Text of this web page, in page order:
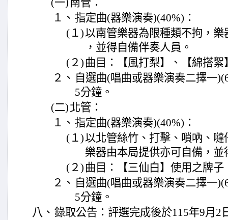
(一)南管：
１、 指定曲(器樂演奏)(40%)：
(１)以南管樂器為限種類不拘，
，並得自備伴奏人員。
(２) 曲目：【風打梨】、【綿搭絮
２、 自選曲(唱曲或器樂演奏二擇一
5分鐘。
(二)北管：
１、 指定曲(器樂演奏)(40%)：
(１)以北管絲竹、打擊、嗩吶、
樂器由本局提供亦可自備，
(２) 曲目：【三仙白】使用之牌子
２、 自選曲(唱曲或器樂演奏二擇一
5分鐘。
八、 錄取公告：評選完成後於115年9月2